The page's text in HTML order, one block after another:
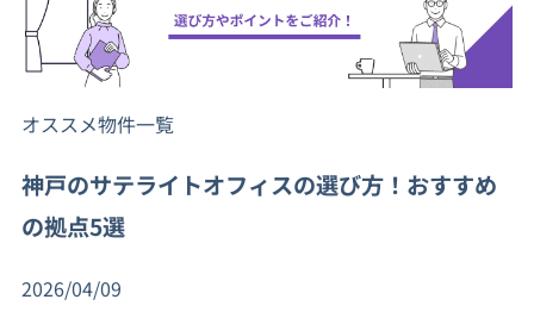
オススメ物件一覧
神戸のサテライトオフィスの選び方！おすすめ
の拠点5選
2026/04/09